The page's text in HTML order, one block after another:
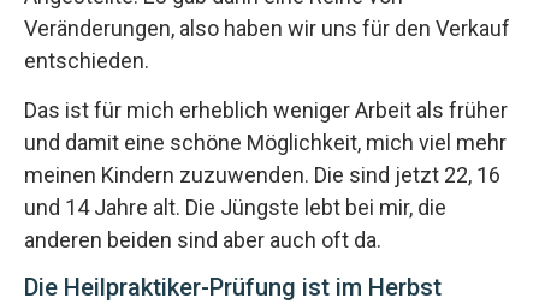
Veränderungen, also haben wir uns für den Verkauf
entschieden.
Das ist für mich erheblich weniger Arbeit als früher
und damit eine schöne Möglichkeit, mich viel mehr
meinen Kindern zuzuwenden. Die sind jetzt 22, 16
und 14 Jahre alt. Die Jüngste lebt bei mir, die
anderen beiden sind aber auch oft da.
Die Heilpraktiker-Prüfung ist im Herbst